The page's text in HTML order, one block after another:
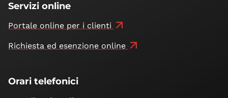
Servizi online
Portale online per i clienti
Richiesta ed esenzione online
Orari telefonici